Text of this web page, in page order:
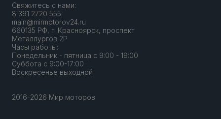
Свяжитесь с нами:
8 391 2720 555
main@mirmotorov24.ru
660135 РФ, г. Красноярск, проспект
Металлургов 2Р
Часы работы:
Понедельник - пятница с 9:00 - 19:00
Суббота с 9:00-17:00
Воскресенье выходной
2016-2026 Мир моторов